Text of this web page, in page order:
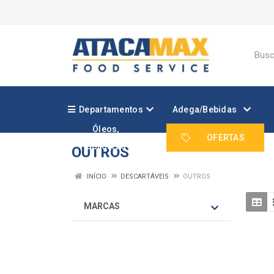
Departamentos Adega/Bebidas
Óleos,
Gorduras
OFERTAS
OUTROS
INÍCIO DESCARTÁVEIS OUTROS
MARCAS